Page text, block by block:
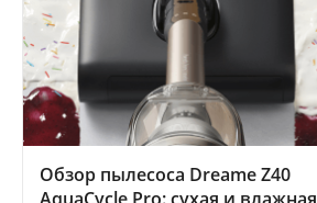
Обзор пылесоса Dreame Z40